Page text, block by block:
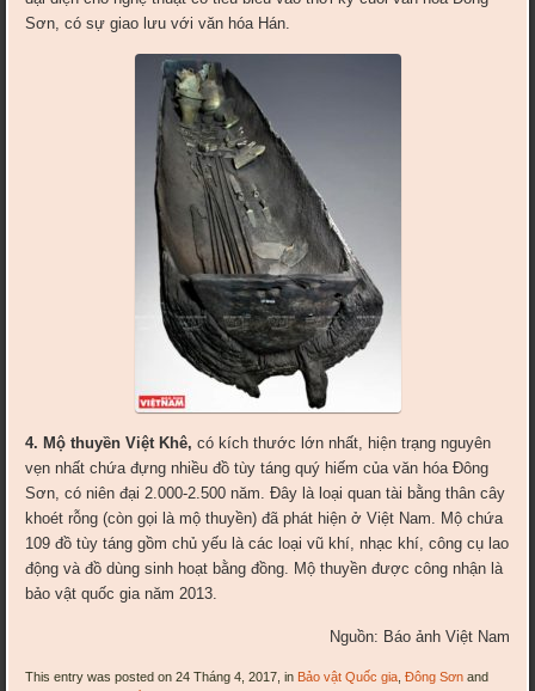
Sơn, có sự giao lưu với văn hóa Hán.
4. Mộ thuyền Việt Khê, có kích thước lớn nhất, hiện trạng nguyên
vẹn nhất chứa đựng nhiều đồ tùy táng quý hiếm của văn hóa Đông
Sơn, có niên đại 2.000-2.500 năm. Đây là loại quan tài bằng thân cây
khoét rỗng (còn gọi là mộ thuyền) đã phát hiện ở Việt Nam. Mộ chứa
109 đồ tùy táng gồm chủ yếu là các loại vũ khí, nhạc khí, công cụ lao
động và đồ dùng sinh hoạt bằng đồng. Mộ thuyền được công nhận là
bảo vật quốc gia năm 2013.
Nguồn: Báo ảnh Việt Nam
This entry was posted on 24 Tháng 4, 2017, in Bảo vật Quốc gia ,Đông Sơn and